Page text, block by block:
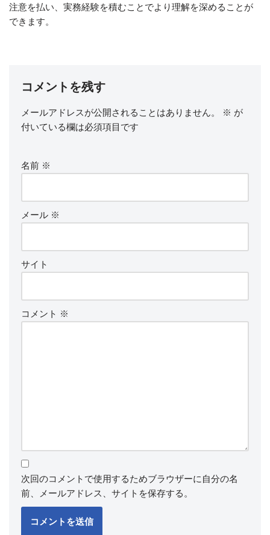
注意を払い、実務経験を積むことでより理解を深めることが
できます。
コメントを残す
メールアドレスが公開されることはありません。 ※ が
付いている欄は必須項目です
名前 ※
メール ※
サイト
コメント ※
次回のコメントで使用するためブラウザーに自分の名
前、メールアドレス、サイトを保存する。